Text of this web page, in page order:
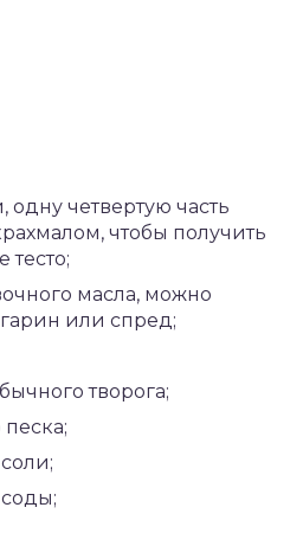
четвертую часть
чтобы получить
тесто;
масла, можно
или спред;
творога;
песка;